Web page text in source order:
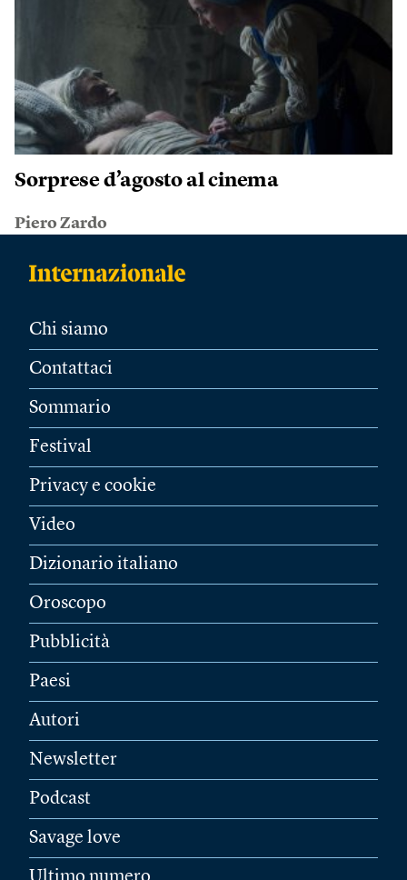
Sorprese d’agosto al cinema
Piero Zardo
Chi siamo
Contattaci
Sommario
Festival
Privacy e cookie
Video
Dizionario italiano
Oroscopo
Pubblicità
Paesi
Autori
Newsletter
Podcast
Savage love